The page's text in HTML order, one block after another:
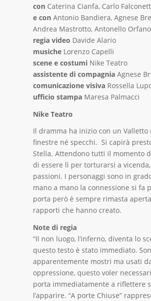
con Caterina Cianfa, Carlo
e con Antonio Bandiera, Agnese
Andrea Mastrotto, Antonello
regia video Davide Alario
musiche Lorenzo Capelli
scene e costumi Nike Teatro
assistente di compagnia Agnese
comunicazione visiva Rossella
ufficio stampa Maresa Palmacci
Nike Teatro
Il dramma ha inizio con un
finestre né specchi. Si capirà
Stella. Attendono tutti il momento
di essere lì per torturarsi a
passioni. I personaggi sono in
mano a mano la connessione si fa
porta però è sempre rimasta
rapporti che hanno creato.
Note di regia
“Il non luogo, l’inferno, diventa lo
questo testo è stato immediato.
apparentemente mostri ma usati
oppressione, questo voler
porta immediatamente a riflettere
l’apparire. “A porte Chiuse”